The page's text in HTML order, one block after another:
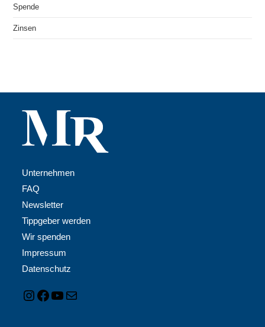
Spende
Zinsen
Unternehmen
FAQ
Newsletter
Tippgeber werden
Wir spenden
Impressum
Datenschutz